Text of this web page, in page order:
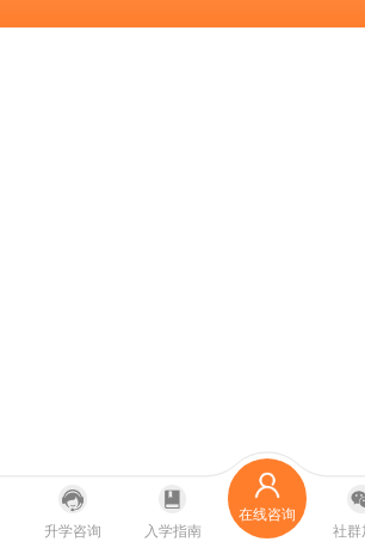
升学咨询 入学指南
在线咨询
社群